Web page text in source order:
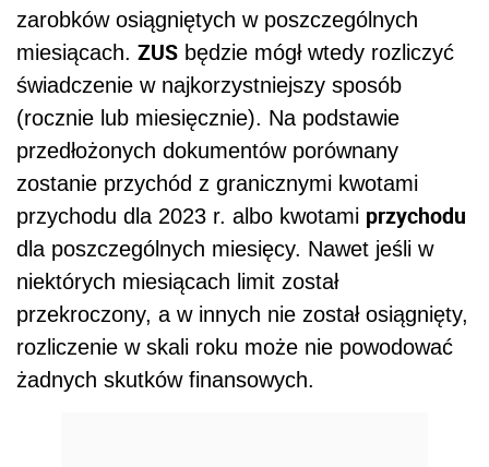
zarobków osiągniętych w poszczególnych
miesiącach. ZUS będzie mógł wtedy rozliczyć
świadczenie w najkorzystniejszy sposób
(rocznie lub miesięcznie). Na podstawie
przedłożonych dokumentów porównany
zostanie przychód z granicznymi kwotami
przychodu dla 2023 r. albo kwotami przychodu
dla poszczególnych miesięcy. Nawet jeśli w
niektórych miesiącach limit został
przekroczony, a w innych nie został osiągnięty,
rozliczenie w skali roku może nie powodować
żadnych skutków finansowych.